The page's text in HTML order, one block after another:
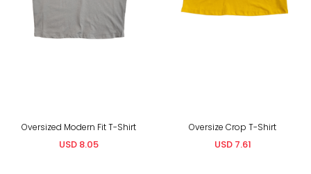
Oversized Modern Fit T-Shirt
USD 8.05
Oversize Crop T-Shirt
USD 7.61